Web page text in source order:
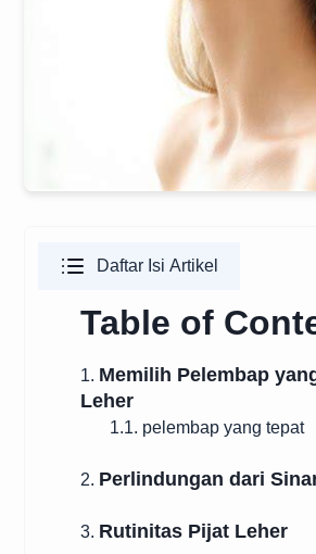
Daftar Isi Artikel
Table of
1. Memilih Pelembap
Leher
1.1. pelembap yang tepat
2. Perlindungan dari
3. Rutinitas Pijat Leher